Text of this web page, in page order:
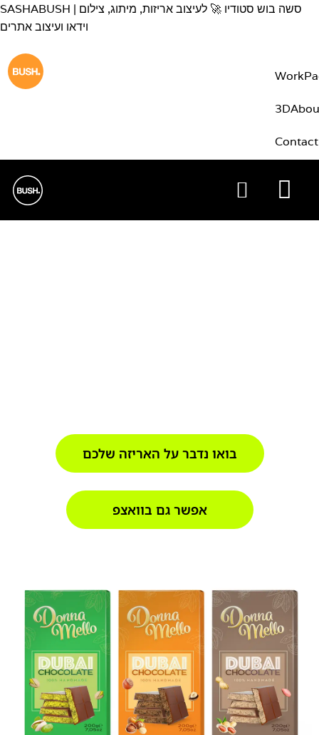
content
SASHABUSH | סשה בוש סטודיו 🚀 לעיצוב אריזות, מיתוג, צילום
וידאו ועיצוב אתרים
Work
3D
Contact
בואו נדבר על האריזה שלכם
אפשר גם בוואצפ